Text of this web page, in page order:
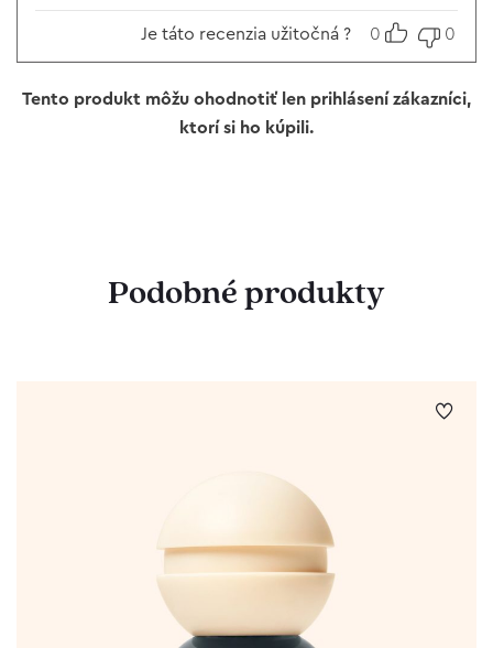
Je táto recenzia užitočná ? 0 0
Tento produkt môžu ohodnotiť len prihlásení zákazníci,
ktorí si ho kúpili.
Podobné produkty